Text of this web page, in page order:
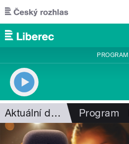
Přejít k hlavnímu obsahu
PROGRAM
Aktuální dění Program